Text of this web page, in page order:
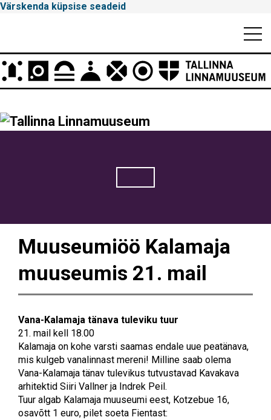
Värskenda küpsise seadeid
Peamenüü
Muuseumiöö Kalamaja
muuseumis 21. mail
Vana-Kalamaja tänava tuleviku tuur
21. mail kell 18.00
Kalamaja on kohe varsti saamas endale uue peatänava,
mis kulgeb vanalinnast mereni! Milline saab olema
Vana-Kalamaja tänav tulevikus tutvustavad Kavakava
arhitektid Siiri Vallner ja Indrek Peil.
Tuur algab Kalamaja muuseumi eest, Kotzebue 16,
osavõtt 1 euro, pilet soeta Fientast: